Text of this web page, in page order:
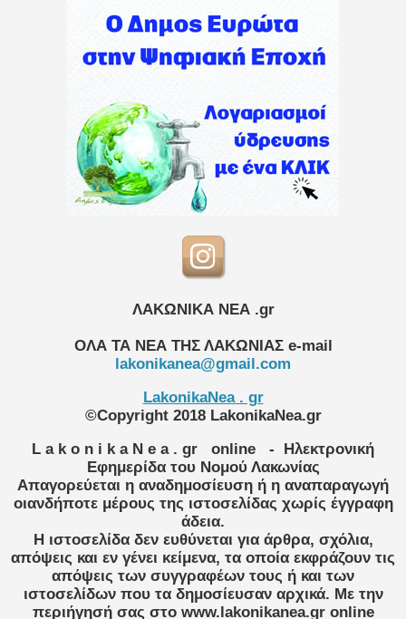
ΛΑΚΩΝΙΚΑ ΝΕΑ .gr
ΟΛΑ ΤΑ ΝΕΑ ΤΗΣ ΛΑΚΩΝΙΑΣ e-mail
lakonikanea@gmail.com
LakonikaNea . gr
©Copyright 2018 LakonikaNea.gr
L a k o n i k a N e a . gr
online
- Ηλεκτρονική
Εφημερίδα του Νομού Λακωνίας
Απαγορεύεται η αναδημοσίευση ή η αναπαραγωγή
οιανδήποτε μέρους της ιστοσελίδας χωρίς έγγραφη
άδεια.
Η ιστοσελίδα δεν ευθύνεται για άρθρα, σχόλια,
απόψεις και εν γένει κείμενα, τα οποία εκφράζουν τις
απόψεις των συγγραφέων τους ή και των
ιστοσελίδων που τα δημοσίευσαν αρχικά. Με την
περιήγησή σας στο www.lakonikanea.gr online